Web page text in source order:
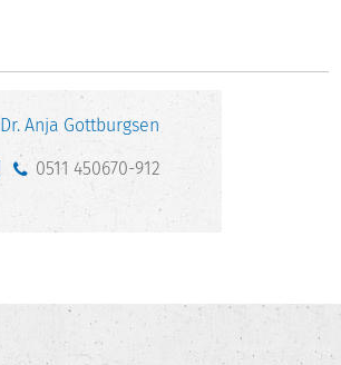
Dr. Anja Gottburgsen
0511 450670-912